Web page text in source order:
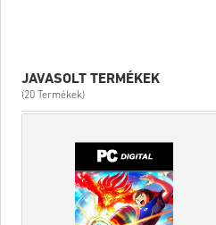
JAVASOLT TERMÉKEK
(20 Termékek)